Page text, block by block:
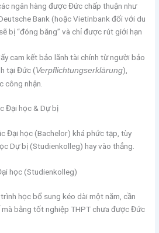
ngân hàng được Đức chấp thuận như
Bank (hoặc Vietinbank đối với du
bị “đóng băng” và chỉ được rút giới hạn
cam kết bảo lãnh tài chính từ người bảo
tại Đức (Verpflichtungserklärung),
công nhận.
Đại học & Dự bị
Đại học (Bachelor) khá phức tạp, tùy
Dự bị (Studienkolleg) hay vào thẳng.
học (Studienkolleg)
học bổ sung kéo dài một năm, cần
bằng tốt nghiệp THPT chưa được Đức